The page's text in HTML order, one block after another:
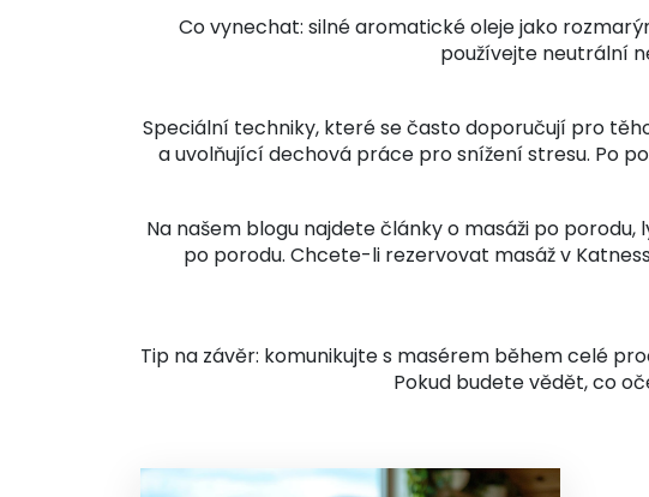
Co vynechat: silné aromatické oleje jako
používejte neutrální
Speciální techniky, které se často doporučují pro
a uvolňující dechová práce pro snížení stresu. Po
Na našem blogu najdete články o masáži po
po porodu. Chcete-li rezervovat masáž v
Tip na závěr: komunikujte s masérem během celé
Pokud budete vědět, co